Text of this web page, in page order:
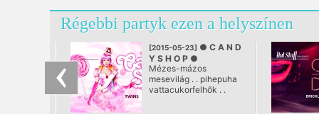
Régebbi partyk ezen a helyszínen
[2015-05-23] ● C A N D
Y S H O P ●
@ RIO Budapest
Mézes-mázos
mesevilág . . pihepuha
vattacukorfelhők . .